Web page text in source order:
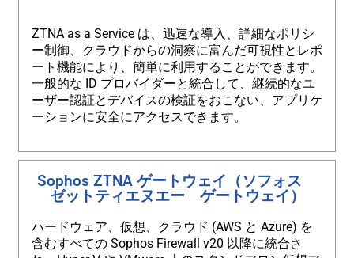
ZTNA as a Service は、迅速な導入、詳細なポリシ
ー制御、クラウドからの洞察に富んだ可視性とレポ
ート機能により、簡単に利用することができます。
一般的な ID プロバイダーと統合して、継続的なユ
ーザー認証とデバイスの検証をおこない、アプリケ
ーションに安全にアクセスできます。
Sophos ZTNA ゲートウェイ（ソフォス
ゼットティエヌエー ゲートウェイ）
ハードウェア、仮想、クラウド (AWS と Azure) を
含むすべての Sophos Firewall v20 以降に統合さ